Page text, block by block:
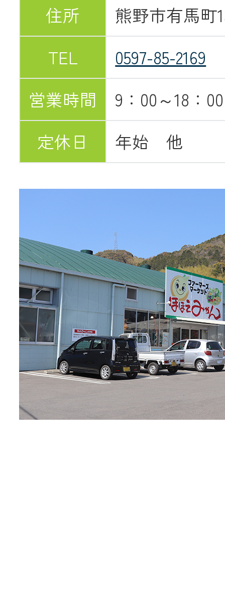
住所
熊野市有馬町
TEL
0597-85-2169
営業時間
9：00～18：00
定休日
年始 他